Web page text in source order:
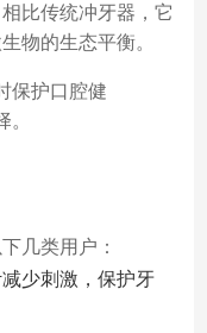
比传统冲牙器，它
物的生态平衡。
保护口腔健
几类用户：
少刺激，保护牙